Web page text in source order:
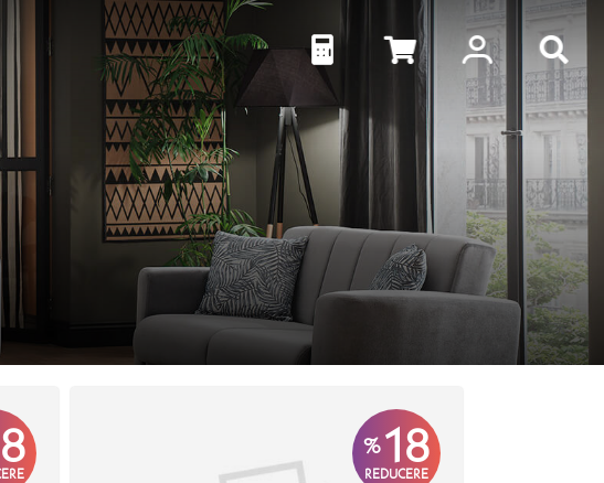
%18
REDUCERE